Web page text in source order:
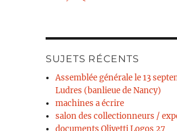
SUJETS RÉCENTS
Assemblée générale le 13
Ludres (banlieue de Nancy)
machines a écrire
salon des collectionneurs /
documents Olivetti Logos 27